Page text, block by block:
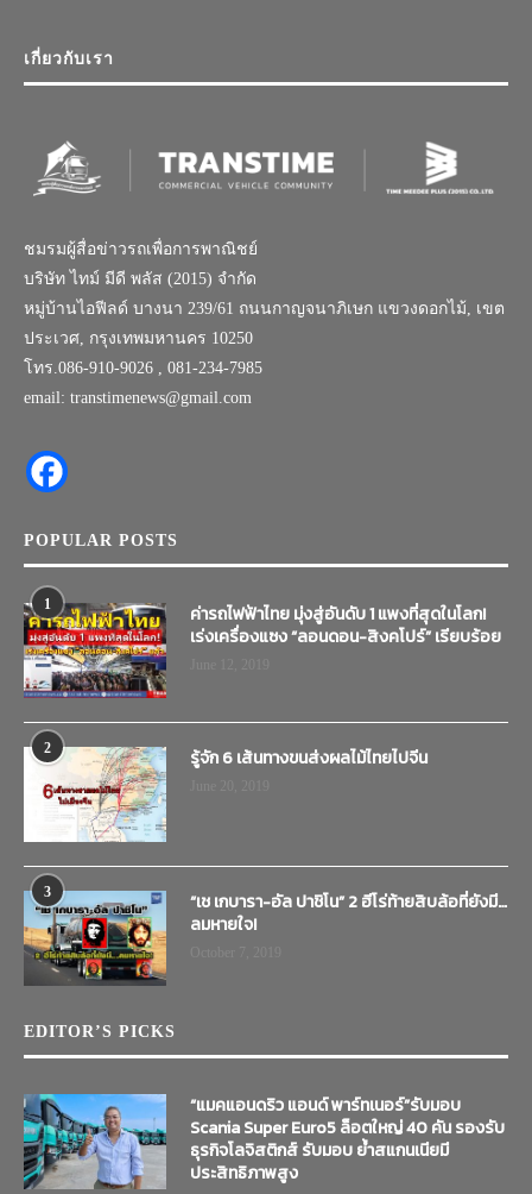
เกี่ยวกับเรา
ชมรมผู้สื่อข่าวรถเพื่อการพาณิชย์
บริษัท ไทม์ มีดี พลัส (2015) จำกัด
หมู่บ้านไอฟีลด์ บางนา 239/61 ถนนกาญจนาภิเษก แขวงดอกไม้, เขต
ประเวศ, กรุงเทพมหานคร 10250
โทร.086-910-9026 , 081-234-7985
email: transtimenews@gmail.com
POPULAR POSTS
1
ค่ารถไฟฟ้าไทย มุ่งสู่อันดับ 1 แพงที่สุดในโลก!
เร่งเครื่องแซง “ลอนดอน-สิงคโปร์” เรียบร้อย
2 รู้จัก 6 เส้นทางขนส่งผลไม้ไทยไปจีน
3
“เช เกบารา-อัล ปาชิโน” 2 ฮีโร่ท้ายสิบล้อที่ยังมี…
ลมหายใจ!
EDITOR’S PICKS
“แมคแอนดริว แอนด์ พาร์ทเนอร์”รับมอบ
Scania Super Euro5 ล็อตใหญ่ 40 คัน รองรับ
ธุรกิจโลจิสติกส์ รับมอบ ย้ำสแกนเนียมี
ประสิทธิภาพสูง